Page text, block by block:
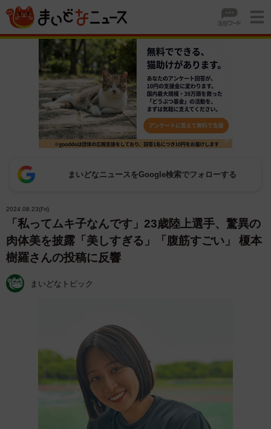
まいどなニュースをGoogle検索でフォローする
2024.08.23(Fri)
「私ってムキ子なんです」23歳陸上選手、驚異の
肉体美を披露「美しすぎる」「腹筋すごい」 榎本
樹羅さんの投稿に反響
まいどなトピック